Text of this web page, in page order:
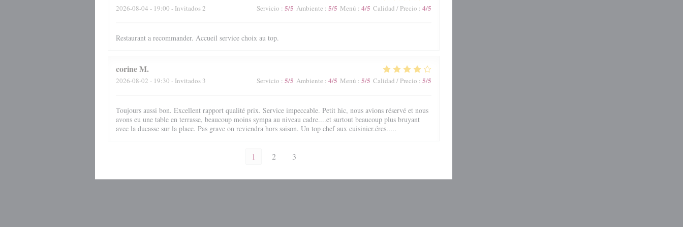
2026-08-04 - 19:00 - Invitados 2 Servicio : 5/5 Ambiente : 5/5 Menú : 4/5 Calidad / Precio : 4/5
Restaurant a recommander. Accueil service choix au top.
corineM
2026-08-02 - 19:30 - Invitados 3 Servicio : 5/5 Ambiente : 4/5 Menú : 5/5 Calidad / Precio : 5/5
Toujours aussi bon. Excellent rapport qualité prix. Service impeccable. Petit hic, nous avions réservé et nous
avons eu une table en terrasse, beaucoup moins sympa au niveau cadre....et surtout beaucoup plus bruyant
avec la ducasse sur la place. Pas grave on reviendra hors saison. Un top chef aux cuisinier.éres.....
1 2 3